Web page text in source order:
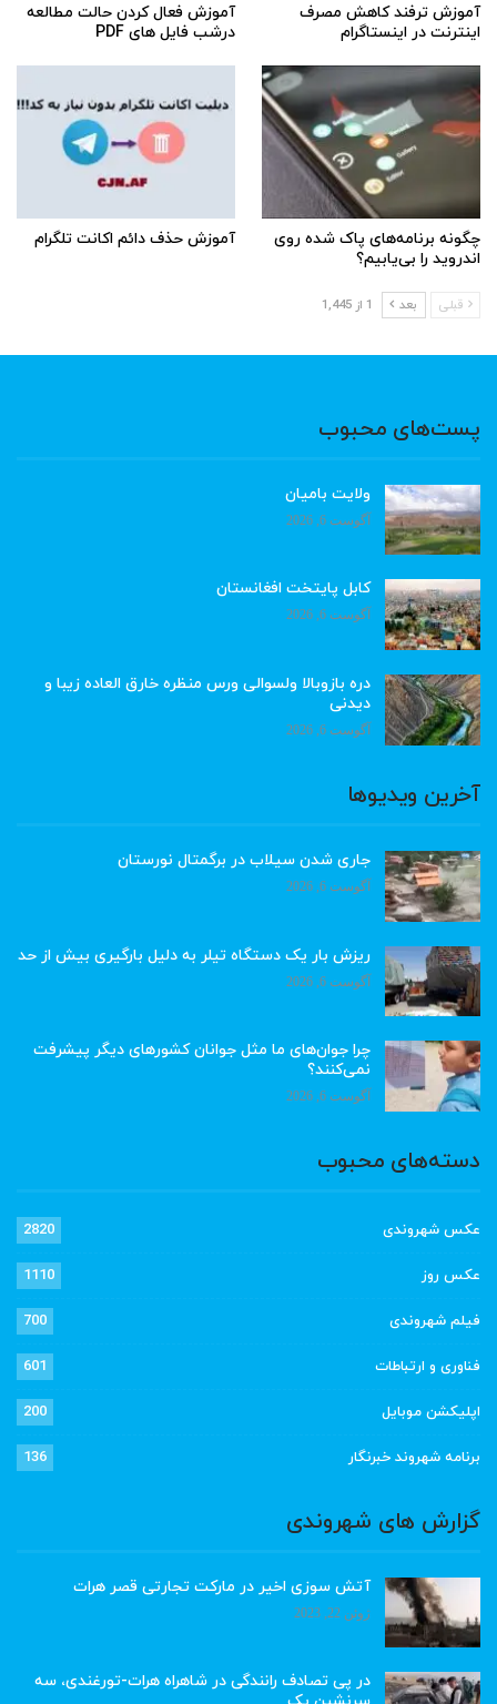
آموزش ترفند کاهش مصرف
اینترنت در اینستاگرام
آموزش فعال کردن حالت مطالعه
درشب فایل های PDF
چگونه برنامه‌های پاک شده روی
اندروید را بی‌یابیم؟
آموزش حذف دائم اکانت تلگرام
قبلی بعد 1 از 1,445
پست‌های محبوب
ولایت بامیان
آگوست 6, 2026
کابل پایتخت افغانستان
آگوست 6, 2026
دره بازوبالا ولسوالی ورس منظره خارق العاده زیبا و
دیدنی
آگوست 6, 2026
آخرین ویدیوها
جاری شدن سیلاب در برگمتال نورستان
آگوست 6, 2026
ریزش بار یک دستگاه تیلر به دلیل بارگیری بیش از حد
آگوست 6, 2026
چرا جوان‌های ما مثل جوانان کشورهای دیگر پیشرفت
نمی‌کنند؟
آگوست 6, 2026
دسته‌های محبوب
عکس شهروندی 2820
عکس روز 1110
فیلم شهروندی 700
فناوری و ارتباطات 601
اپلیکشن موبایل 200
برنامه شهروند خبرنگار 136
گزارش های شهروندی
آتش سوزی اخیر در مارکت تجارتی قصر هرات
ژوئن 22, 2023
در پی تصادف رانندگی در شاهراه هرات-تورغندی، سه